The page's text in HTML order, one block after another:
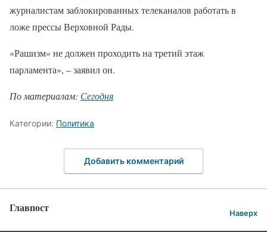
журналистам заблокированных телеканалов работать в
ложе прессы Верховной Рады.
«Рашизм» не должен проходить на третий этаж
парламента», – заявил он.
По материалам: Сегодня
Категории: Политика
Добавить комментарий
Главпост Наверх